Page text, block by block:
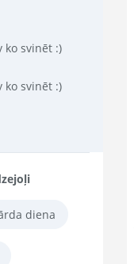
ko svinēt :)
ko svinēt :)
diena